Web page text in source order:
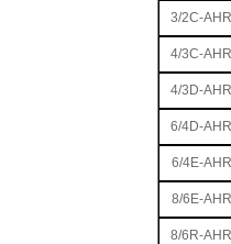
3/2C-AHR
4/3C-AHR
4/3D-AHR
6/4D-AHR
6/4E-AHR
8/6E-AHR
8/6R-AHR